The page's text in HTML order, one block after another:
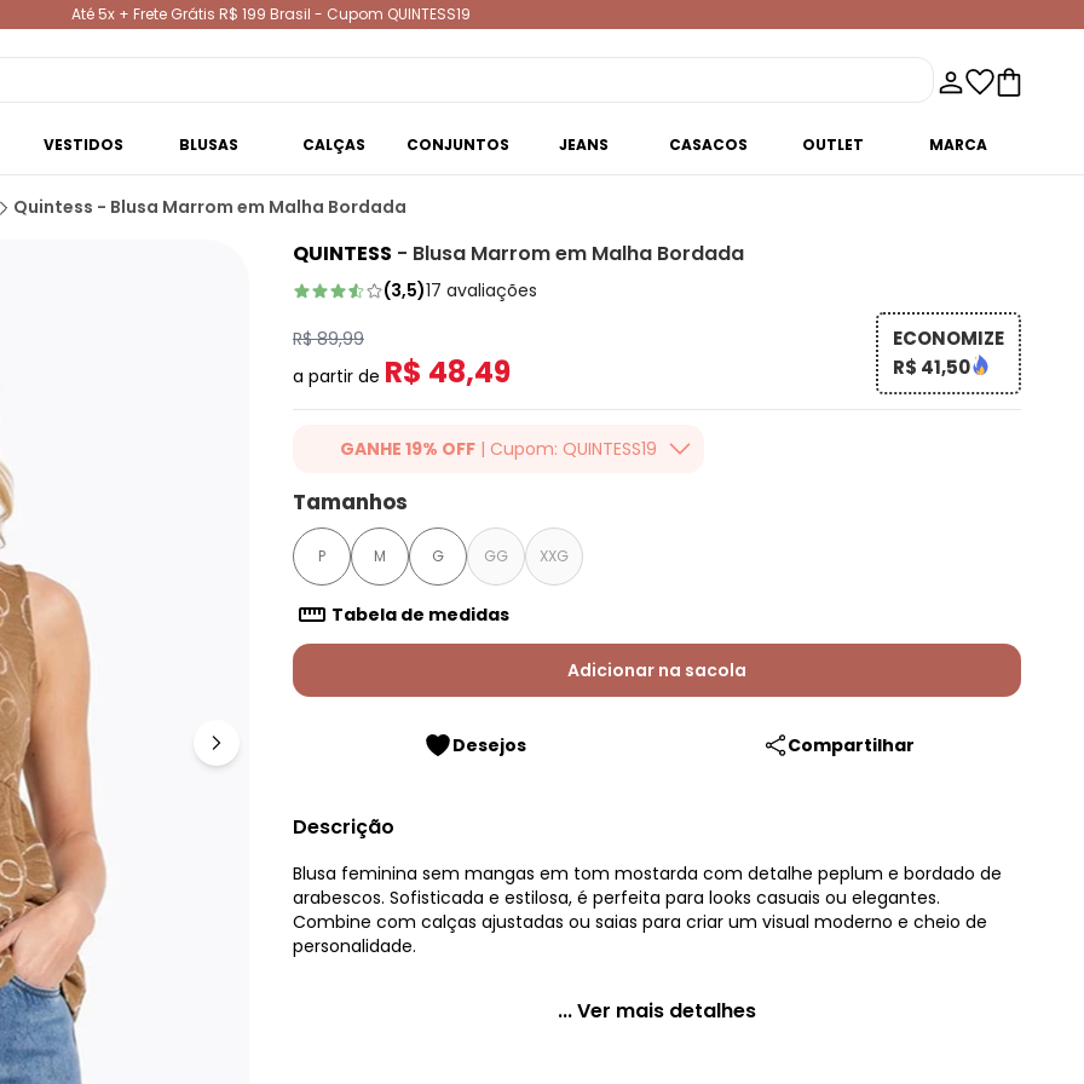
Até 5x + Frete Grátis R$ 199 Brasil - Cupom QUINTESS19
VESTIDOS BLUSAS CALÇAS CONJUNTOS JEANS CASACOS OUTLET MARCA
Quintess - Blusa Marrom em Malha Bordada
QUINTESS - Blusa Marrom em Malha Bordada
(3,5)17 avaliações
R$ 89,99
a partir de R$ 48,49
ECONOMIZE
R$ 41,50
GANHE 19% OFF | Cupom: QUINTESS19
Ganhe 19% OFF Extra em qualquer valor, usando o
cupom: QUINTESS19. Válido para toda loja Quintess,
até 07/08/2026.
Tamanhos
P M G GG XXG
Tabela de medidas
Adicionar na sacola
Desejos Compartilhar
Descrição
Blusa feminina sem mangas em tom mostarda com detalhe peplum e bordado de
arabescos. Sofisticada e estilosa, é perfeita para looks casuais ou elegantes.
Combine com calças ajustadas ou saias para criar um visual moderno e cheio de
personalidade.
... Ver mais detalhes